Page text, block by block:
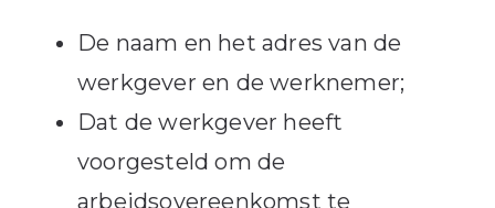
De naam en het adres van de
werkgever en de werknemer;
Dat de werkgever heeft
voorgesteld om de
arbeidsovereenkomst te